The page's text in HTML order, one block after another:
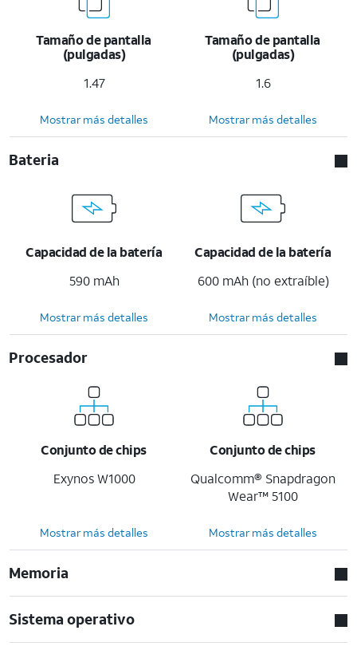
Tamaño de pantalla
(pulgadas)
1.47
Tamaño de pantalla
(pulgadas)
1.6
Mostrar más detalles Mostrar más detalles
Bateria
Capacidad de la batería
590 mAh
Capacidad de la batería
600 mAh (no extraíble)
Mostrar más detalles Mostrar más detalles
Procesador
Conjunto de chips
Exynos W1000
Conjunto de chips
Qualcomm® Snapdragon
Wear™ 5100
Mostrar más detalles Mostrar más detalles
Memoria
Sistema operativo